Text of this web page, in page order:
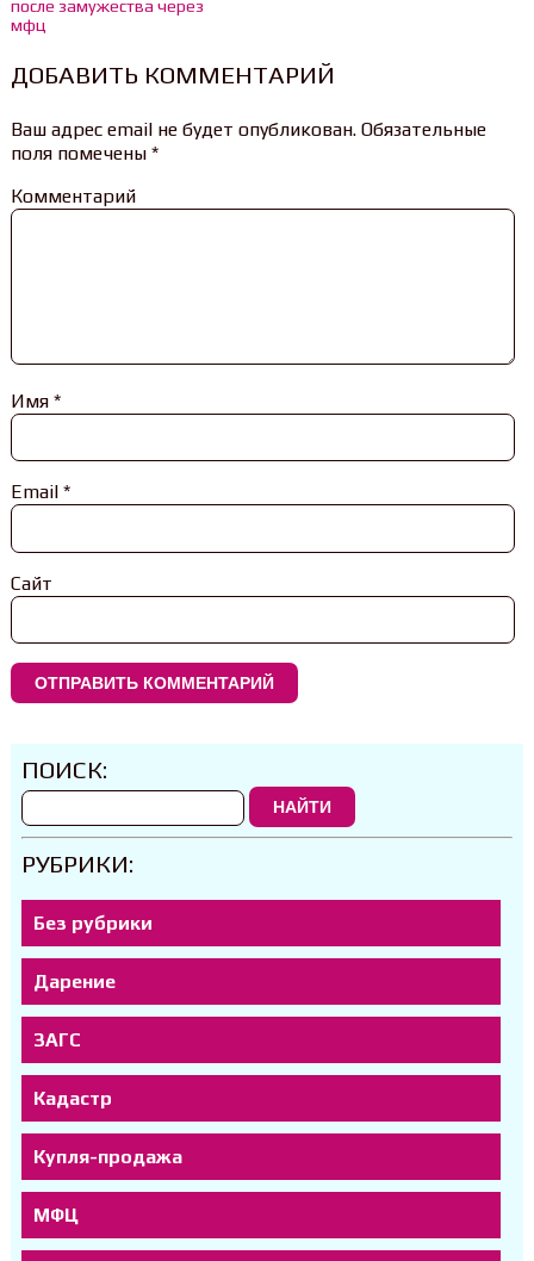
после замужества через
мфц
ДОБАВИТЬ КОММЕНТАРИЙ
Ваш адрес email не будет опубликован.Обязательные
поля помечены *
Комментарий
Имя *
Email *
Сайт
ПОИСК:
НАЙТИ
РУБРИКИ:
Без рубрики
Дарение
ЗАГС
Кадастр
Купля-продажа
МФЦ